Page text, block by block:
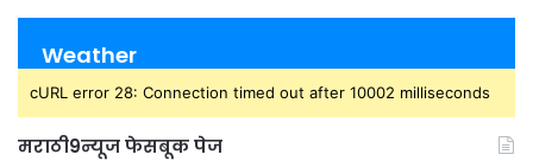
Weather
cURL error 28: Connection timed out after 10002 milliseconds
मराठी9न्यूज फेसबूक पेज